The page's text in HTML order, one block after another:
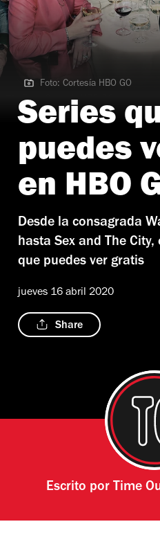
Foto: Cortesía HBO GO
Foto: Cortesía HBO GO
Series
puedes
en HBO
Desde la consagrada
hasta Sex and The
que puedes ver gratis
jueves 16 abril 2020
Share
Escrito por Time